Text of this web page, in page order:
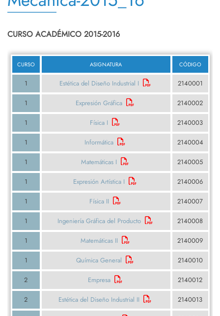
CURSO ACADÉMICO 2015-2016
CURSO ASIGNATURA CÓDIGO
1 Estética del Diseño Industrial I 2140001
1 Expresión Gráfica 2140002
1 Física I 2140003
1 Informática 2140004
1 Matemáticas I 2140005
1 Expresión Artística I 2140006
1 Física II 2140007
1 Ingeniería Gráfica del Producto 2140008
1 Matemáticas II 2140009
1 Química General 2140010
2 Empresa 2140012
2 Estética del Diseño Industrial II 2140013